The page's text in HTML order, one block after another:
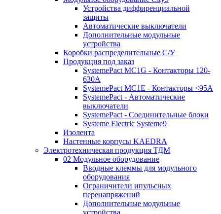
Устройства диффиренциальной
защиты
Автоматические выключатели
Дополнительные модульные
устройства
Коробки распределительные C/У
Продукция под заказ
SystemePact MC1G - Контакторы 120-
630A
SystemePact MC1E - Контакторы <95A
SystemePact - Автоматические
выключатели
SystemePact - Соединительные блоки
Systeme Electric Systeme9
Изолента
Настенные корпусы KAEDRA
Электротехническая продукция ТДМ
02 Модульное оборудование
Вводные клеммы для модульного
оборудования
Ограничители ипульсных
перенапряжений
Дополнительные модульные
устройства